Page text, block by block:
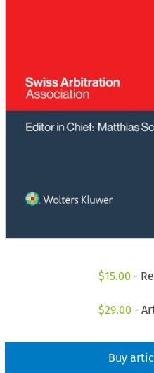
$15.00 -
$29.00 -
Buy